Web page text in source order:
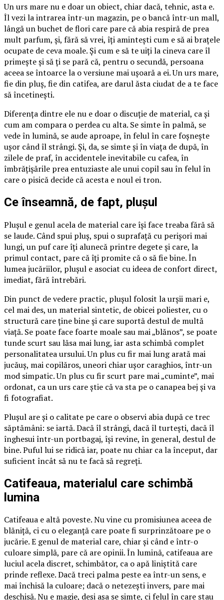
Un urs mare nu e doar un obiect, chiar dacă, tehnic, asta e.
Îl vezi la intrarea într-un magazin, pe o bancă într-un mall,
lângă un buchet de flori care pare că abia respiră de prea
mult parfum, și, fără să vrei, îți amintești cum e să ai brațele
ocupate de ceva moale. Și cum e să te uiți la cineva care îl
primește și să ți se pară că, pentru o secundă, persoana
aceea se întoarce la o versiune mai ușoară a ei. Un urs mare,
fie din pluș, fie din catifea, are darul ăsta ciudat de a te face
să încetinești.
Diferența dintre ele nu e doar o discuție de material, ca și
cum am compara o perdea cu alta. Se simte în palmă, se
vede în lumină, se aude aproape, în felul în care foșnește
ușor când îl strângi. Și, da, se simte și în viața de după, în
zilele de praf, în accidentele inevitabile cu cafea, în
îmbrățișările prea entuziaste ale unui copil sau în felul în
care o pisică decide că acesta e noul ei tron.
Ce înseamnă, de fapt, plușul
Plușul e genul acela de material care își face treaba fără să
se laude. Când spui pluș, spui o suprafață cu perișori mai
lungi, un puf care îți alunecă printre degete și care, la
primul contact, pare că îți promite că o să fie bine. În
lumea jucăriilor, plușul e asociat cu ideea de confort direct,
imediat, fără întrebări.
Din punct de vedere practic, plușul folosit la urșii mari e,
cel mai des, un material sintetic, de obicei poliester, cu o
structură care ține bine și care suportă destul de multă
viață. Se poate face foarte moale sau mai „blănos”, se poate
tunde scurt sau lăsa mai lung, iar asta schimbă complet
personalitatea ursului. Un plus cu fir mai lung arată mai
jucăuș, mai copilăros, uneori chiar ușor caraghios, într-un
mod simpatic. Un plus cu fir scurt pare mai „cuminte”, mai
ordonat, ca un urs care știe că va sta pe o canapea bej și va
fi fotografiat.
Plușul are și o calitate pe care o observi abia după ce trec
săptămâni: se iartă. Dacă îl strângi, dacă îl turtești, dacă îl
înghesui într-un portbagaj, își revine, în general, destul de
bine. Puful lui se ridică iar, poate nu chiar ca la început, dar
suficient încât să nu te facă să regreți.
Catifeaua, materialul care schimbă
lumina
Catifeaua e altă poveste. Nu vine cu promisiunea aceea de
blăniță, ci cu o eleganță care poate fi surprinzătoare pe o
jucărie. E genul de material care, chiar și când e într-o
culoare simplă, pare că are opinii. În lumină, catifeaua are
luciul acela discret, schimbător, ca o apă liniștită care
prinde reflexe. Dacă treci palma peste ea într-un sens, e
mai închisă la culoare; dacă o netezești invers, pare mai
deschisă. Nu e magie, deși așa se simte, ci felul în care stau